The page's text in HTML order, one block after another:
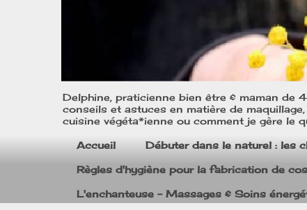
Delphine, praticienne bien être & maman de
conseils et astuces en matière de
cuisine végéta*ienne ou comment je gère le
Accueil Débuter dans le naturel : les
Règles d'hygiène pour la fabrication de
L'enchanteuse - Massages & Soins